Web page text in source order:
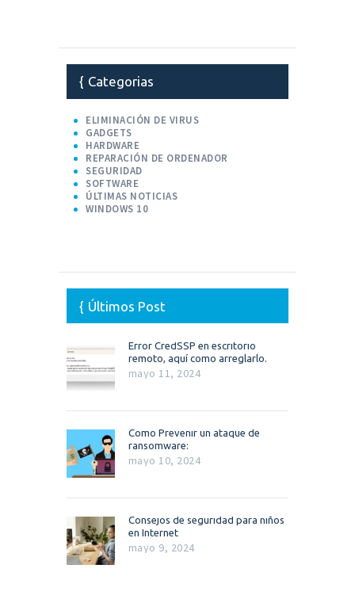
Categorias
ELIMINACIÓN DE VIRUS
GADGETS
HARDWARE
REPARACIÓN DE ORDENADOR
SEGURIDAD
SOFTWARE
ÚLTIMAS NOTICIAS
WINDOWS 10
Últimos Post
Error CredSSP en escritorio
remoto, aquí como arreglarlo.
mayo 11, 2024
Como Prevenir un ataque de
ransomware:
mayo 10, 2024
Consejos de seguridad para niños
en Internet
mayo 9, 2024